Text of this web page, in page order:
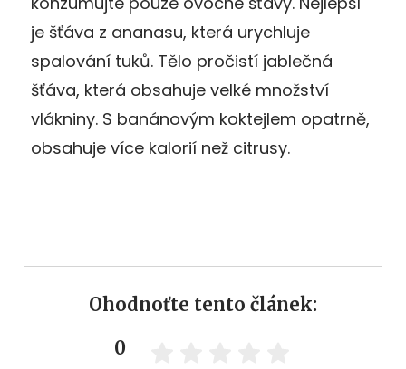
je šťáva z ananasu, která urychluje
spalování tuků. Tělo pročistí jablečná
šťáva, která obsahuje velké množství
vlákniny. S banánovým koktejlem opatrně,
obsahuje více kalorií než citrusy.
Ohodnoťte tento článek:
0